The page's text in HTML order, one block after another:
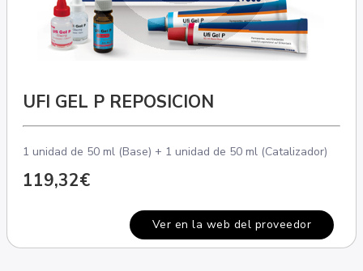
UFI GEL P REPOSICION
1 unidad de 50 ml (Base) + 1 unidad de 50 ml (Catalizador)
119,32€
Ver en la web del proveedor